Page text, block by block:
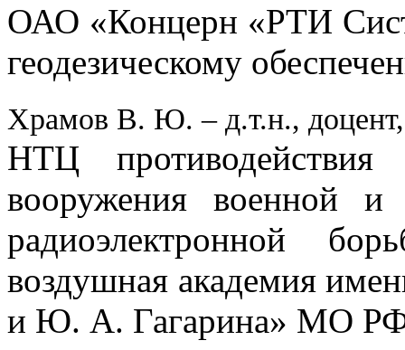
ОАО «Концерн «РТИ
геодезическому
Храмов В. Ю. – д.т.н., доцент,
НТЦ противодействия
вооружения военной
радиоэлектронной
воздушная академия
и Ю. А. Гагарина» МО РФ,